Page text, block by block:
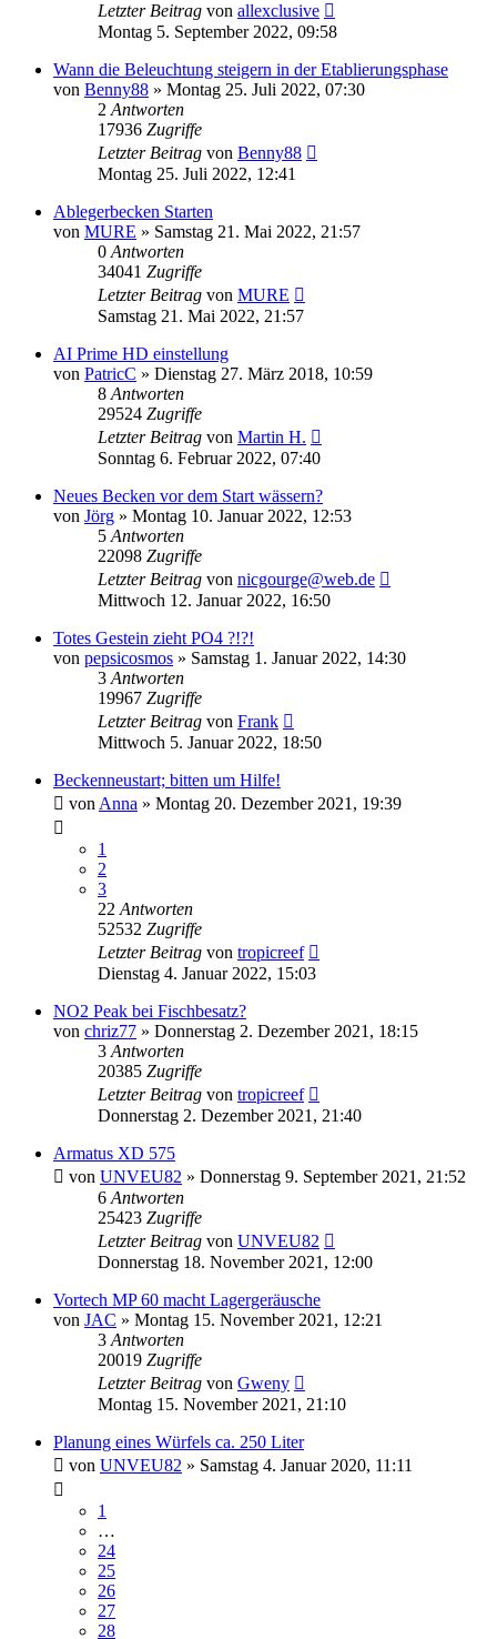
Letzter Beitrag von allexclusive
Montag 5. September 2022, 09:58
Wann die Beleuchtung steigern in der Etablierungsphase
von Benny88 » Montag 25. Juli 2022, 07:30
2 Antworten
17936 Zugriffe
Letzter Beitrag von Benny88
Montag 25. Juli 2022, 12:41
Ablegerbecken Starten
von MURE » Samstag 21. Mai 2022, 21:57
0 Antworten
34041 Zugriffe
Letzter Beitrag von MURE
Samstag 21. Mai 2022, 21:57
AI Prime HD einstellung
von PatricC » Dienstag 27. März 2018, 10:59
8 Antworten
29524 Zugriffe
Letzter Beitrag von Martin H.
Sonntag 6. Februar 2022, 07:40
Neues Becken vor dem Start wässern?
von Jörg » Montag 10. Januar 2022, 12:53
5 Antworten
22098 Zugriffe
Letzter Beitrag von nicgourge@web.de
Mittwoch 12. Januar 2022, 16:50
Totes Gestein zieht PO4 ?!?!
von pepsicosmos » Samstag 1. Januar 2022, 14:30
3 Antworten
19967 Zugriffe
Letzter Beitrag von Frank
Mittwoch 5. Januar 2022, 18:50
Beckenneustart; bitten um Hilfe!
von Anna » Montag 20. Dezember 2021, 19:39
1
2
3
22 Antworten
52532 Zugriffe
Letzter Beitrag von tropicreef
Dienstag 4. Januar 2022, 15:03
NO2 Peak bei Fischbesatz?
von chriz77 » Donnerstag 2. Dezember 2021, 18:15
3 Antworten
20385 Zugriffe
Letzter Beitrag von tropicreef
Donnerstag 2. Dezember 2021, 21:40
Armatus XD 575
von UNVEU82 » Donnerstag 9. September 2021, 21:52
6 Antworten
25423 Zugriffe
Letzter Beitrag von UNVEU82
Donnerstag 18. November 2021, 12:00
Vortech MP 60 macht Lagergeräusche
von JAC » Montag 15. November 2021, 12:21
3 Antworten
20019 Zugriffe
Letzter Beitrag von Gweny
Montag 15. November 2021, 21:10
Planung eines Würfels ca. 250 Liter
von UNVEU82 » Samstag 4. Januar 2020, 11:11
1
…
24
25
26
27
28